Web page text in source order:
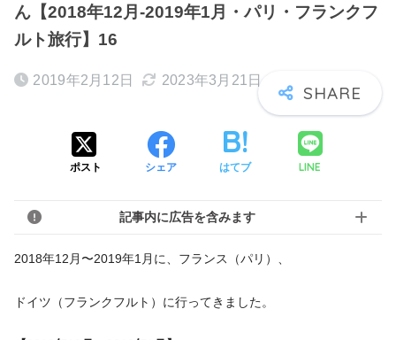
ん【2018年12月-2019年1月・パリ・フランクフ
ルト旅行】16
2019年2月12日 2023年3月21日
ポスト シェア はてブ LINE
記事内に広告を含みます
2018年12月〜2019年1月に、フランス（パリ）、
ドイツ（フランクフルト）に行ってきました。